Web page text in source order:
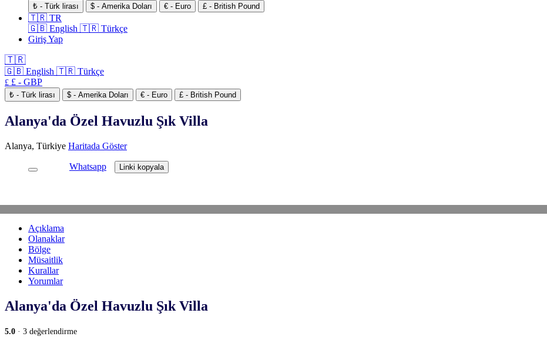
₺ - Türk lirası $ - Amerika Doları € - Euro £ - British Pound
🇹🇷 TR
🇬🇧 English 🇹🇷 Türkçe
Giriş Yap
🇹🇷
🇬🇧 English 🇹🇷 Türkçe
£ £ - GBP
₺ - Türk lirası $ - Amerika Doları € - Euro £ - British Pound
Alanya'da Özel Havuzlu Şık Villa
Alanya, Türkiye Haritada Göster
Whatsapp Linki kopyala
Açıklama
Olanaklar
Bölge
Müsaitlik
Kurallar
Yorumlar
Alanya'da Özel Havuzlu Şık Villa
5.0 · 3 değerlendirme